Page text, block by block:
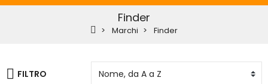
Finder
Marchi Finder
FILTRO